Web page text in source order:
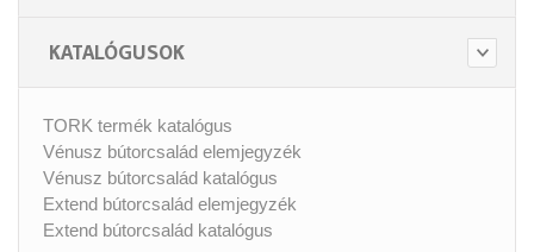
KATALÓGUSOK
TORK termék katalógus
Vénusz bútorcsalád elemjegyzék
Vénusz bútorcsalád katalógus
Extend bútorcsalád elemjegyzék
Extend bútorcsalád katalógus